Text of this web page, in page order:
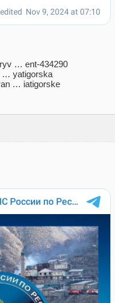
… ent-434290
… yatigorska
… iatigorske